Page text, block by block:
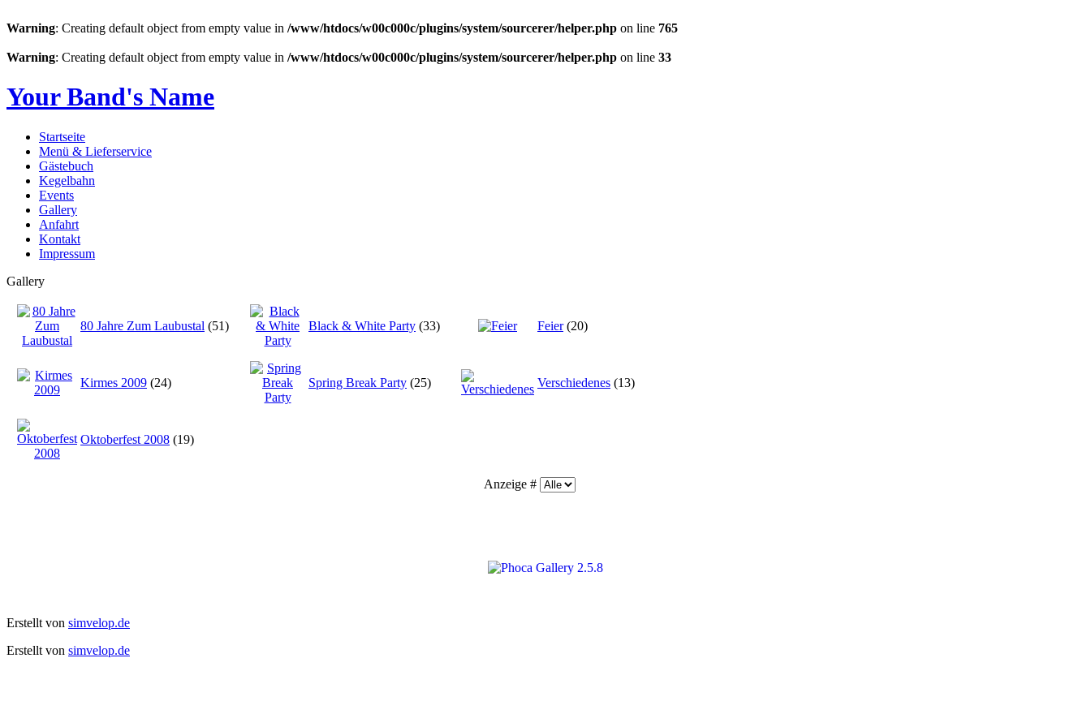
Warning: Creating default object from empty value in /www/htdocs/w00c000c/plugins/system/sourcerer/helper.php on line 765
Warning: Creating default object from empty value in /www/htdocs/w00c000c/plugins/system/sourcerer/helper.php on line 33
Your Band's Name
Startseite
Menü & Lieferservice
Gästebuch
Kegelbahn
Events
Gallery
Anfahrt
Kontakt
Impressum
Gallery
80 Jahre Zum Laubustal (51)
Kirmes 2009 (24)
Oktoberfest 2008 (19)
Black & White Party (33)
Spring Break Party (25)
Feier (20)
Verschiedenes (13)
Anzeige #
2.5.8
Erstellt von simvelop.de
Erstellt von simvelop.de